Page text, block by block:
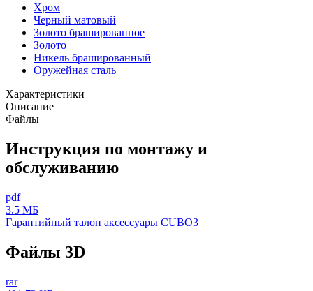
Хром
Черный матовый
Золото брашированное
Золото
Никель брашированный
Оружейная сталь
Характеристики
Описание
Файлы
Инструкция по монтажу и
обслуживанию
pdf
3.5 МБ
Гарантийный талон аксессуары CUBO3
Файлы 3D
rar